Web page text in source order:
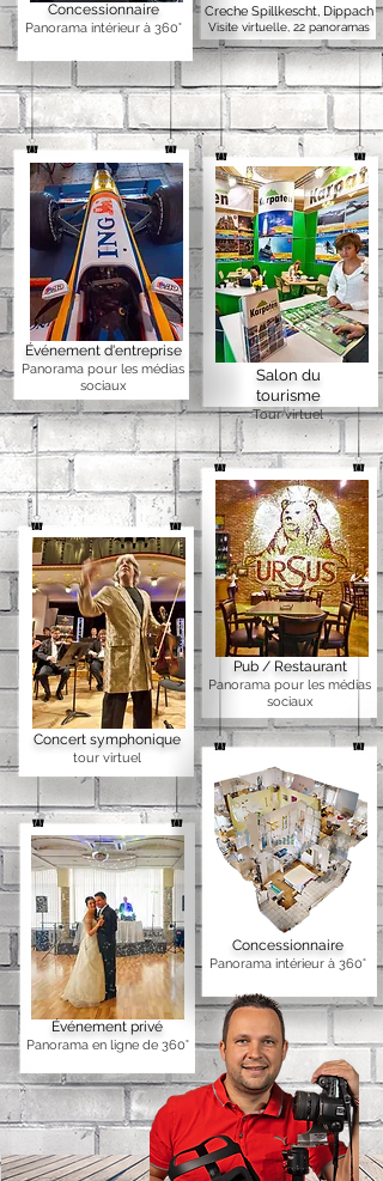
Pub / Restaurant
Panorama pour les médias
sociaux
Salon du
tourisme
Tour virtuel
Creche Spillkescht, Dippach
Visite virtuelle, 22 panoramas
Événement privé
Panorama en ligne de 360°
Concert symphonique
tour virtuel
Événement d'entreprise
Panorama pour les médias
sociaux
Concessionnaire
Panorama intérieur à 360°
Concessionnaire
Panorama intérieur à 360°